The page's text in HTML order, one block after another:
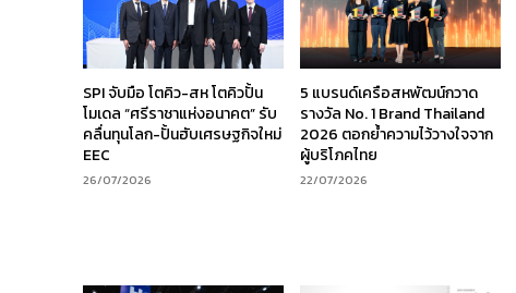
SPI จับมือ โตคิว-สห โตคิวปั้น
โมเดล “ศรีราชาแห่งอนาคต” รับ
คลื่นทุนโลก-ปั้นฮับเศรษฐกิจใหม่
EEC
26/07/2026
5 แบรนด์เครือสหพัฒน์กวาด
รางวัล No. 1 Brand Thailand
2026 ตอกย้ำความไว้วางใจจาก
ผู้บริโภคไทย
22/07/2026